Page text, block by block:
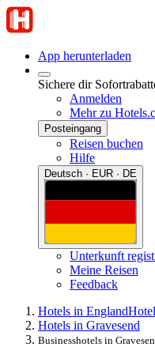
App herunterladen
Sichere dir
Anmelden
Mehr zu
Posteingang
Reisen buchen
Hilfe
Deutsch · EUR · DE
Unterkunft
Meine Reisen
Feedback
Hotels in England
Hotels in Gravesend
Businesshotels in